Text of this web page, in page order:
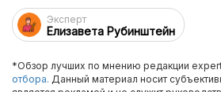
Эксперт
Елизавета Рубинштейн
*Обзор лучших по мнению редакции
отбора. Данный материал носит